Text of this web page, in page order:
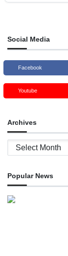
Social Media
Facebook
Youtube
Archives
Archives
Popular News